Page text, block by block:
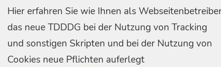
Hier erfahren Sie wie Ihnen als
das neue TDDDG bei der Nutzung von Tracking
und sonstigen Skripten und bei der Nutzung von
Cookies neue Pflichten auferlegt